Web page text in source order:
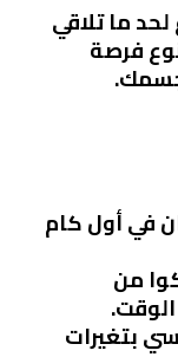
ما تلاقي
فرصة
في أول كام
من
بتغيرات